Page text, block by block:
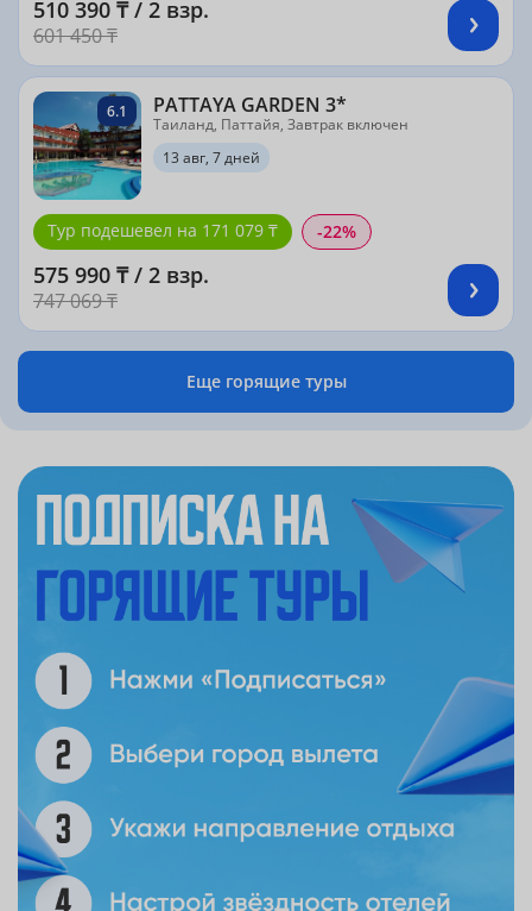
510 390 ₸ / 2 взр.
601 450 ₸
6.1 PATTAYA GARDEN 3*
Таиланд, Паттайя, Завтрак включен
13 авг, 7 дней
Тур подешевел на 171 079 ₸ -22%
575 990 ₸ / 2 взр.
747 069 ₸
Еще горящие туры